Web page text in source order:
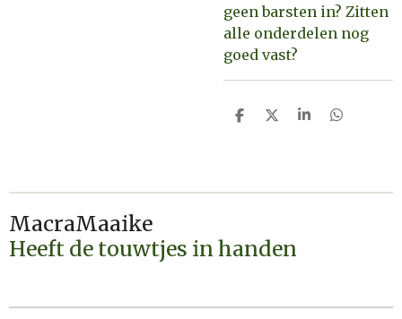
geen barsten in? Zitten
alle onderdelen nog
goed vast?
D
D
S
D
MacraMaaike
Heeft de touwtjes in handen